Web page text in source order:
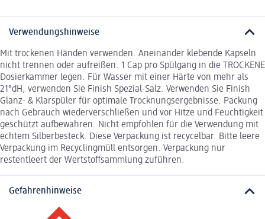
Verwendungshinweise
Mit trockenen Händen verwenden. Aneinander klebende Kapseln
nicht trennen oder aufreißen. 1 Cap pro Spülgang in die TROCKENE
Dosierkammer legen. Für Wasser mit einer Härte von mehr als
21°dH, verwenden Sie Finish Spezial-Salz. Verwenden Sie Finish
Glanz- & Klarspüler für optimale Trocknungsergebnisse. Packung
nach Gebrauch wiederverschließen und vor Hitze und Feuchtigkeit
geschützt aufbewahren. Nicht empfohlen für die Verwendung mit
echtem Silberbesteck. Diese Verpackung ist recycelbar. Bitte leere
Verpackung im Recyclingmüll entsorgen. Verpackung nur
restentleert der Wertstoffsammlung zuführen.
Gefahrenhinweise